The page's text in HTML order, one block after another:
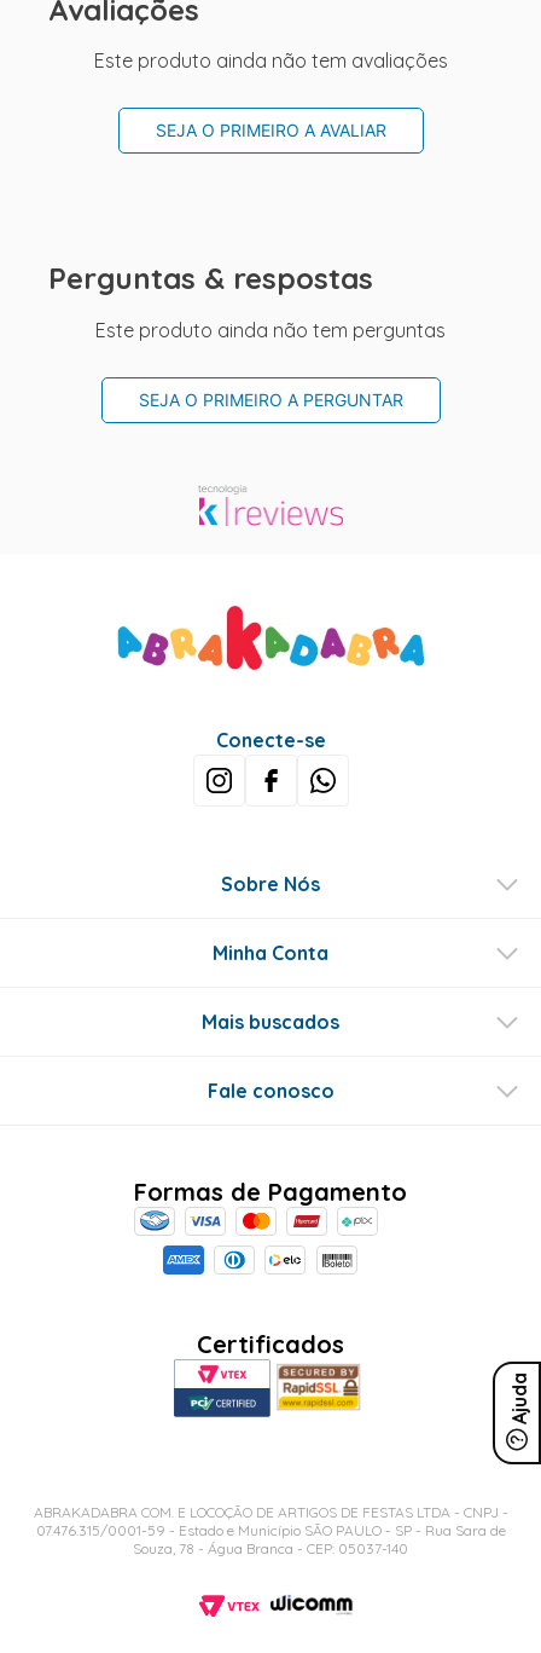
Avaliações
Este produto ainda não tem avaliações
SEJA O PRIMEIRO A AVALIAR
Perguntas & respostas
Este produto ainda não tem perguntas
SEJA O PRIMEIRO A PERGUNTAR
Ajuda
Conecte-se
Sobre Nós
Minha Conta
Mais buscados
Fale conosco
Formas de Pagamento
Certificados
ABRAKADABRA COM. E LOCOÇÃO DE ARTIGOS DE FESTAS LTDA - CNPJ -
07.476.315/0001-59 - Estado e Município SÃO PAULO - SP - Rua Sara de
Souza, 78 - Água Branca - CEP: 05037-140